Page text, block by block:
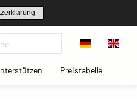
(current)Preistabelle(current)